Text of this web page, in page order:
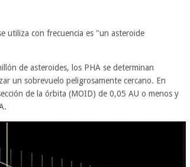
utiliza con frecuencia es "un asteroide
de asteroides, los PHA se determinan
un sobrevuelo peligrosamente cercano. En
de la órbita (MOID) de 0,05 AU o menos y